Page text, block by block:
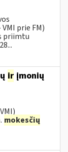
prie FM)
priimtu
ir įmonių
. mokesčių